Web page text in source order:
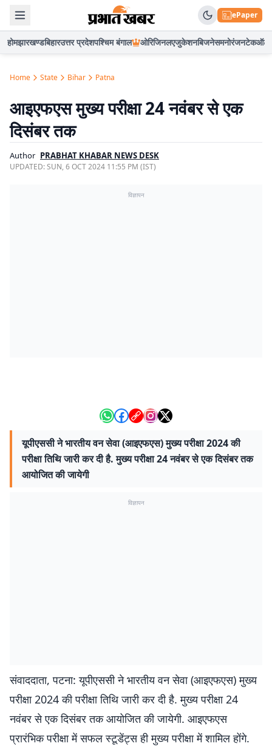
ePaper
होमझारखण्डबिहारउत्तर प्रदेशपश्चिम बंगाल ओरिजिनलएजुकेशनबिजनेसमनोरंजनटेकऑटो
Home State Bihar Patna
आइएफएस मुख्य परीक्षा 24 नवंबर से एक
दिसंबर तक
Author PRABHAT KHABAR NEWS DESK
UPDATED:SUN, 6 OCT 2024 11:55 PM (IST)
विज्ञापन
यूपीएससी ने भारतीय वन सेवा (आइएफएस) मुख्य परीक्षा 2024 की
परीक्षा तिथि जारी कर दी है. मुख्य परीक्षा 24 नवंबर से एक दिसंबर तक
आयोजित की जायेगी
विज्ञापन
संवाददाता, पटना: यूपीएससी ने भारतीय वन सेवा (आइएफएस) मुख्य
परीक्षा 2024 की परीक्षा तिथि जारी कर दी है. मुख्य परीक्षा 24
नवंबर से एक दिसंबर तक आयोजित की जायेगी. आइएफएस
प्रारंभिक परीक्षा में सफल स्टूडेंट्स ही मुख्य परीक्षा में शामिल होंगे.